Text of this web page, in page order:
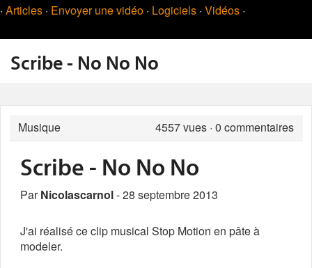
· Articles · Envoyer une vidéo · Logiciels · Vidéos ·
Scribe - No No No
Musique 4557vues · 0 commentaires
Scribe - No No No
ParNicolascarnol- 28 septembre 2013
J'ai réalisé ce clip musical Stop Motion en pâte à
modeler.